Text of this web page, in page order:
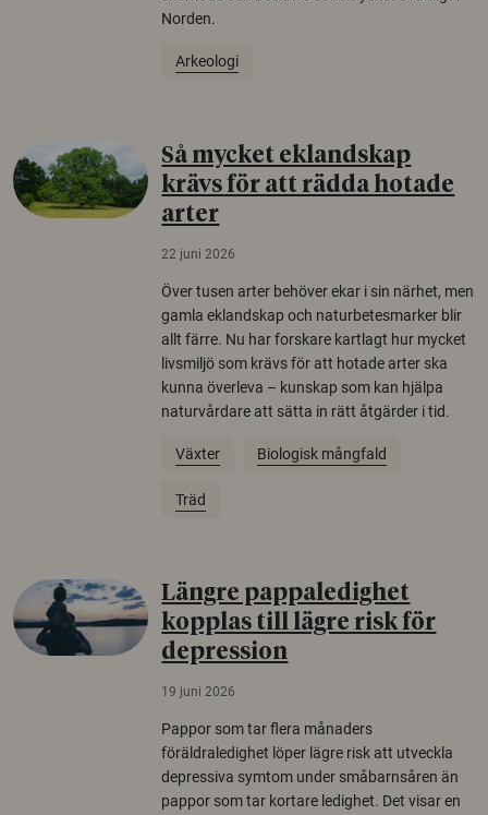
Norden.
Arkeologi
Så mycket eklandskap
krävs för att rädda hotade
arter
22 juni 2026
Över tusen arter behöver ekar i sin närhet, men
gamla eklandskap och naturbetesmarker blir
allt färre. Nu har forskare kartlagt hur mycket
livsmiljö som krävs för att hotade arter ska
kunna överleva – kunskap som kan hjälpa
naturvårdare att sätta in rätt åtgärder i tid.
Växter Biologisk mångfald
Träd
Längre pappaledighet
kopplas till lägre risk för
depression
19 juni 2026
Pappor som tar flera månaders
föräldraledighet löper lägre risk att utveckla
depressiva symtom under småbarnsåren än
pappor som tar kortare ledighet. Det visar en